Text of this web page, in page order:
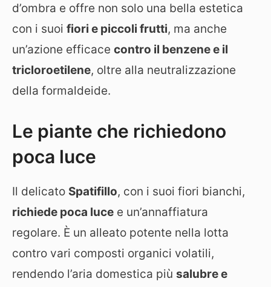
d’ombra e offre non solo una bella estetica
con i suoi fiori e piccoli frutti, ma anche
un’azione efficace contro il benzene e il
tricloroetilene, oltre alla neutralizzazione
della formaldeide.
Le piante che richiedono
poca luce
Il delicato Spatifillo, con i suoi fiori bianchi,
richiede poca luce e un’annaffiatura
regolare. È un alleato potente nella lotta
contro vari composti organici volatili,
rendendo l’aria domestica più salubre e